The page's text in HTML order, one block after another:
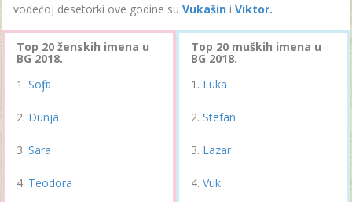
vodećoj desetorki ove godine su Vukašin i Viktor.
Top 20 ženskih imena u
BG 2018.
Sofija
Dunja
Sara
Teodora
Top 20 muških imena u
BG 2018.
Luka
Stefan
Lazar
Vuk